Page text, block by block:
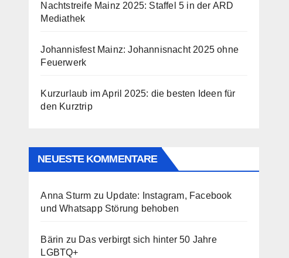
Nachtstreife Mainz 2025: Staffel 5 in der ARD
Mediathek
Johannisfest Mainz: Johannisnacht 2025 ohne
Feuerwerk
Kurzurlaub im April 2025: die besten Ideen für
den Kurztrip
NEUESTE KOMMENTARE
Anna Sturm zu Update: Instagram, Facebook
und Whatsapp Störung behoben
Bärin zu Das verbirgt sich hinter 50 Jahre
LGBTQ+